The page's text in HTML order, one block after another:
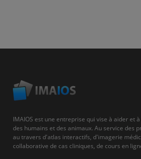
IMAIOS est une entreprise qui vise à aider et
des humains et des animaux. Au service des
au travers d'atlas interactifs, d'imagerie
collaborative de cas cliniques, de cours en